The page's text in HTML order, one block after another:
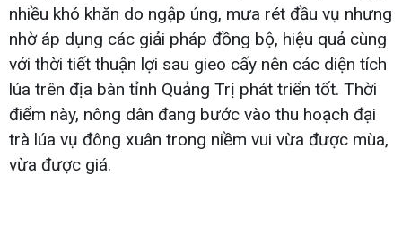
nhiều khó khăn do ngập úng, mưa rét đầu vụ nhưng
nhờ áp dụng các giải pháp đồng bộ, hiệu quả cùng
với thời tiết thuận lợi sau gieo cấy nên các diện tích
lúa trên địa bàn tỉnh Quảng Trị phát triển tốt. Thời
điểm này, nông dân đang bước vào thu hoạch đại
trà lúa vụ đông xuân trong niềm vui vừa được mùa,
vừa được giá.